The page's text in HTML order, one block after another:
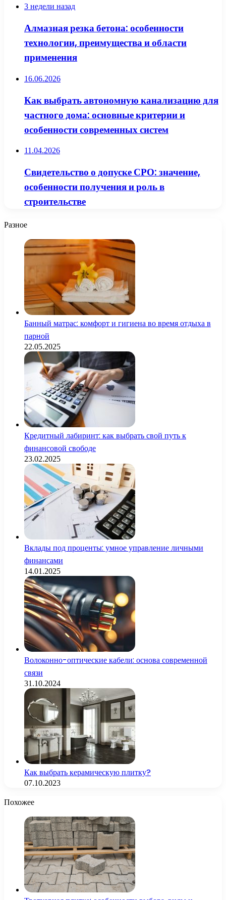
3 недели назад
Алмазная резка бетона: особенности
технологии, преимущества и области
применения
16.06.2026
Как выбрать автономную канализацию для
частного дома: основные критерии и
особенности современных систем
11.04.2026
Свидетельство о допуске СРО: значение,
особенности получения и роль в
строительстве
Разное
Банный матрас: комфорт и гигиена во время отдыха в
парной
22.05.2025
Кредитный лабиринт: как выбрать свой путь к
финансовой свободе
23.02.2025
Вклады под проценты: умное управление личными
финансами
14.01.2025
Волоконно-оптические кабели: основа современной
связи
31.10.2024
Как выбрать керамическую плитку?
07.10.2023
Похожее